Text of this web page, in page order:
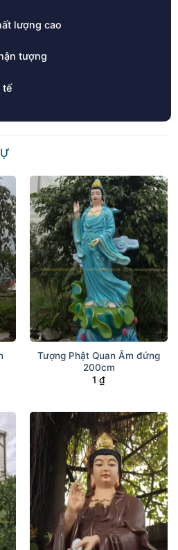
lượng cao
tượng
tế
Tượng Phật Quan Âm đứng
200cm
1 ₫